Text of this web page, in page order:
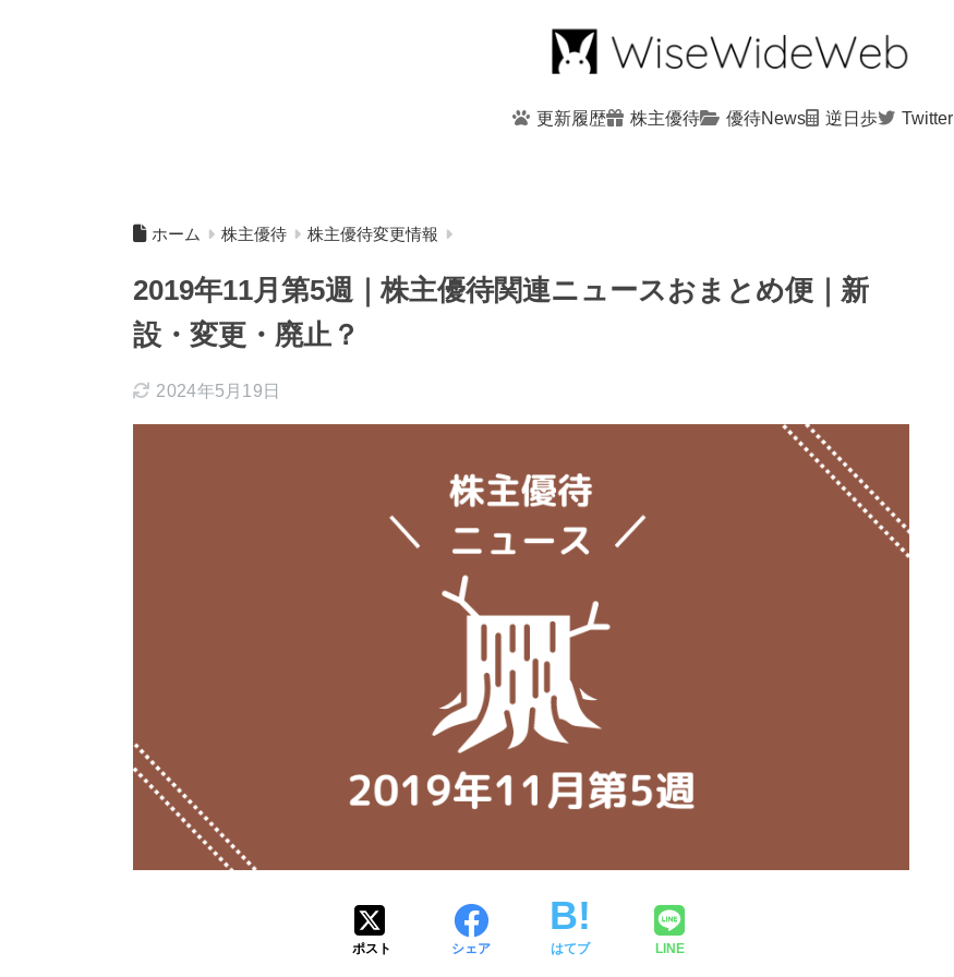
更新履歴 株主優待 優待News 逆日歩 Twitter
ホーム 株主優待 株主優待変更情報
2019年11月第5週｜株主優待関連ニュースおまとめ便｜新
設・変更・廃止？
2024年5月19日
ポスト シェア はてブ LINE